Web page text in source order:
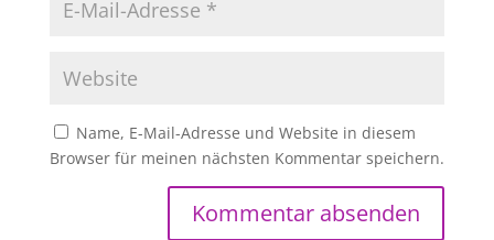
Name, E-Mail-Adresse und Website in diesem
Browser für meinen nächsten Kommentar speichern.